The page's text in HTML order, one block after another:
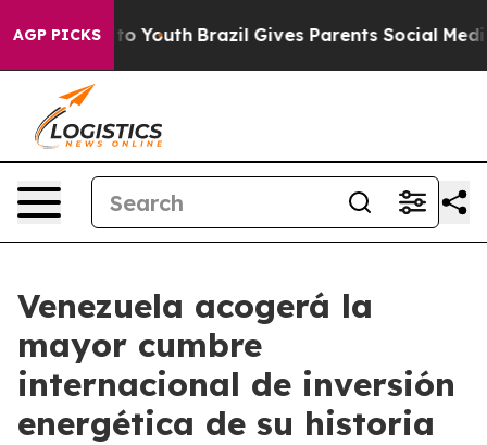
AGP PICKS
to Youth Brazil Gives Parents Social Media
Venezuela acogerá la
mayor cumbre
internacional de inversión
energética de su historia